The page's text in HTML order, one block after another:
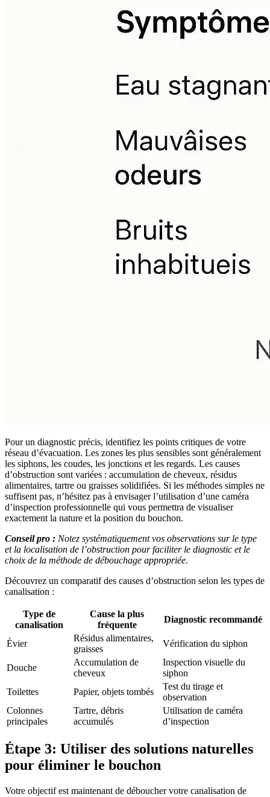
Pour un diagnostic précis, identifiez les points critiques de votre
réseau d’évacuation. Les zones les plus sensibles sont généralement
les siphons, les coudes, les jonctions et les regards. Les causes
d’obstruction sont variées : accumulation de cheveux, résidus
alimentaires, tartre ou graisses solidifiées. Si les méthodes simples ne
suffisent pas, n’hésitez pas à envisager l’utilisation d’une caméra
d’inspection professionnelle qui vous permettra de visualiser
exactement la nature et la position du bouchon.
Conseil pro : Notez systématiquement vos observations sur le type
et la localisation de l’obstruction pour faciliter le diagnostic et le
choix de la méthode de débouchage appropriée.
Découvrez un comparatif des causes d’obstruction selon les types de
canalisation :
Type de
canalisation
Cause la plus
fréquente
Diagnostic recommandé
Évier
Résidus alimentaires,
graisses
Vérification du siphon
Douche
Accumulation de
cheveux
Inspection visuelle du
siphon
Toilettes
Papier, objets tombés
Test du tirage et
observation
Colonnes
principales
Tartre, débris
accumulés
Utilisation de caméra
d’inspection
Étape 3: Utiliser des solutions naturelles
pour éliminer le bouchon
Votre objectif est maintenant de déboucher votre canalisation de